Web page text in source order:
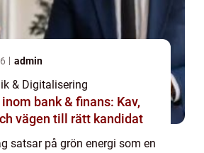
admin
& Digitalisering
bank & finans: Kav,
vägen till rätt kandidat
satsar på grön energi som en